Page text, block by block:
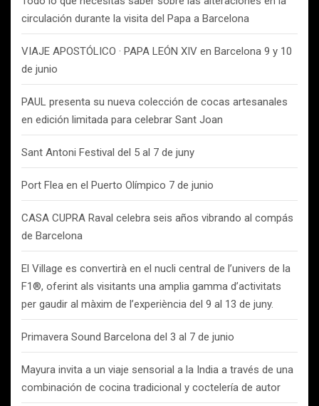
circulación durante la visita del Papa a Barcelona
VIAJE APOSTÓLICO · PAPA LEÓN XIV en Barcelona 9 y 10
de junio
PAUL presenta su nueva colección de cocas artesanales
en edición limitada para celebrar Sant Joan
Sant Antoni Festival del 5 al 7 de juny
Port Flea en el Puerto Olímpico 7 de junio
CASA CUPRA Raval celebra seis años vibrando al compás
de Barcelona
El Village es convertirà en el nucli central de l’univers de la
F1®, oferint als visitants una amplia gamma d’activitats
per gaudir al màxim de l’experiència del 9 al 13 de juny.
Primavera Sound Barcelona del 3 al 7 de junio
Mayura invita a un viaje sensorial a la India a través de una
combinación de cocina tradicional y coctelería de autor